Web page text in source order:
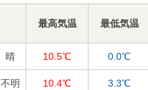
最高気温 最低気温
晴 10.5℃ 0.0℃
不明 10.4℃ 3.3℃